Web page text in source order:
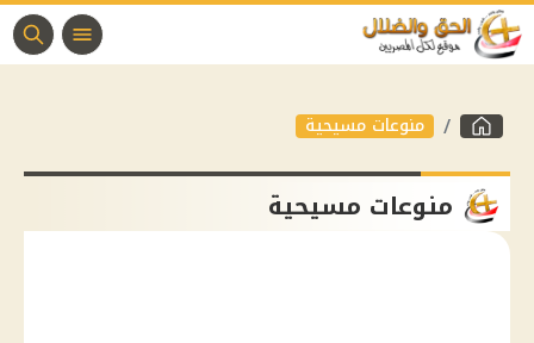
منوعات مسيحية
منوعات مسيحية